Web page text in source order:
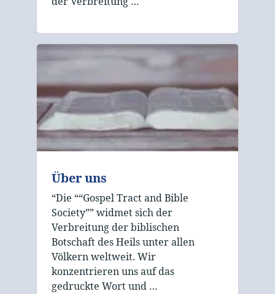
Über uns
“Die ““Gospel Tract and Bible
Society”” widmet sich der
Verbreitung der biblischen
Botschaft des Heils unter allen
Völkern weltweit. Wir
konzentrieren uns auf das
gedruckte Wort und …